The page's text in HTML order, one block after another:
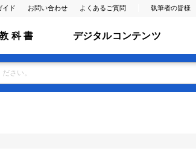
イド お問い合わせ よくあるご質問 執筆者の皆様
科 書 デジタルコンテンツ